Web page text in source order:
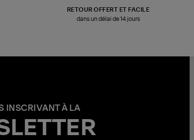
RETOUR OFFERT ET FACILE
dans un délai de 14 jours
INSCRIVANT À LA